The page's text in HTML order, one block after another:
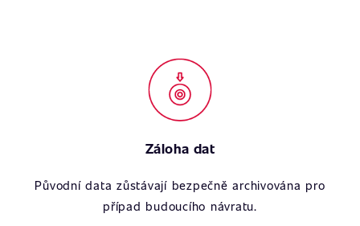
Záloha dat
Původní data zůstávají bezpečně archivována pro
případ budoucího návratu.